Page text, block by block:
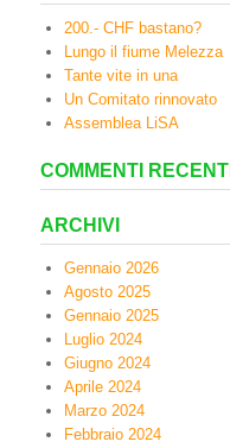
200.- CHF bastano?
Lungo il fiume Melezza
Tante vite in una
Un Comitato rinnovato
Assemblea LiSA
COMMENTI RECENTI
ARCHIVI
Gennaio 2026
Agosto 2025
Gennaio 2025
Luglio 2024
Giugno 2024
Aprile 2024
Marzo 2024
Febbraio 2024